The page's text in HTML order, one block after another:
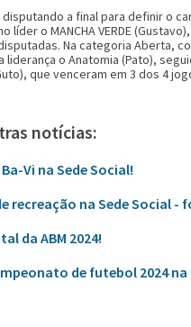
a final para definir o
líder o MANCHA VERDE
Na categoria Aberta,
liderança o Anatomia (Pato),
que venceram em 3 dos 4
notícias:
Vi na Sede Social!
recreação na Sede Social -
da ABM 2024!
de futebol 2024 na